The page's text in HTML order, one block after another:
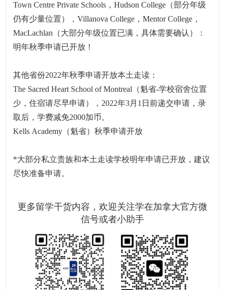
Town Centre Private Schools，Hudson College（部分年级
仍有少量位置），Villanova College，Mentor College，
MacLachlan（大部分年级位置已满，具体需要确认）：
明年秋季申请已开放！
其他省份2022年秋季申请开放本土走读：
The Sacred Heart School of Montreal（魁省-学校宿舍位置
少，住宿请尽早申请），2022年3月1日前递交申请，录
取后，学费减免2000加币。
Kells Academy（魁省）秋季申请开放
*大部分私立贵族和本土走读学校明年申请已开放，建议
尽快准备申请。
更多留学干货内容，欢迎关注学在加拿大官方微
信号或者小助手